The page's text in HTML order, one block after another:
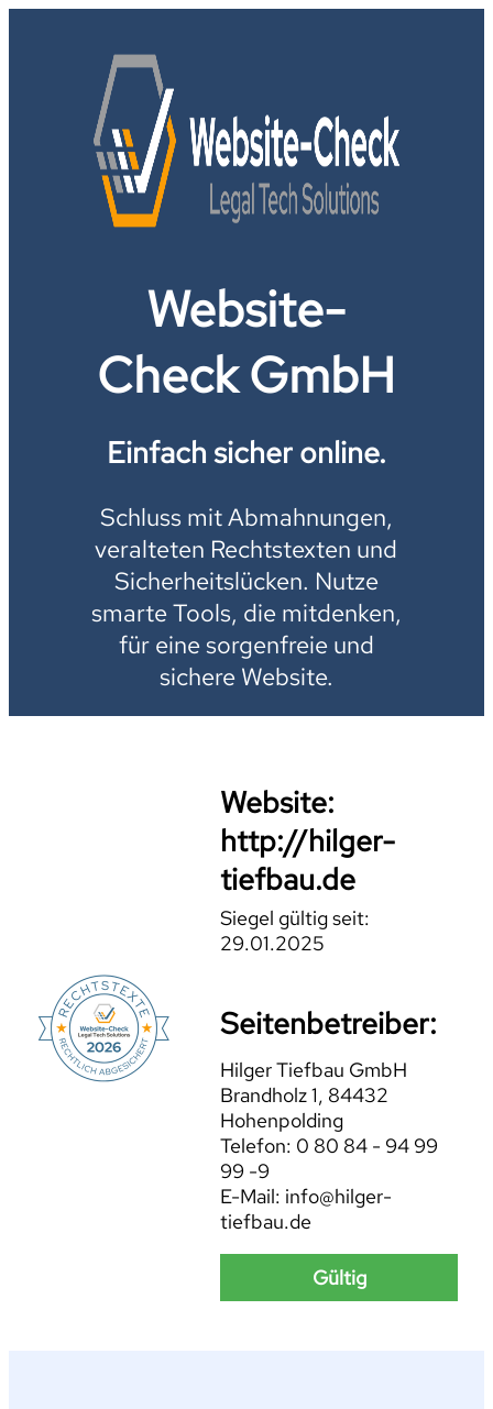
Website-
Check GmbH
Einfach sicher online.
Schluss mit Abmahnungen,
veralteten Rechtstexten und
Sicherheitslücken. Nutze
smarte Tools, die mitdenken,
für eine sorgenfreie und
sichere Website.
Website:
http://hilger-
tiefbau.de
Siegel gültig seit:
29.01.2025
Seitenbetreiber:
Hilger Tiefbau GmbH
Brandholz 1, 84432
Hohenpolding
Telefon: 0 80 84 - 94 99
99 -9
E-Mail: info@hilger-
tiefbau.de
Gültig